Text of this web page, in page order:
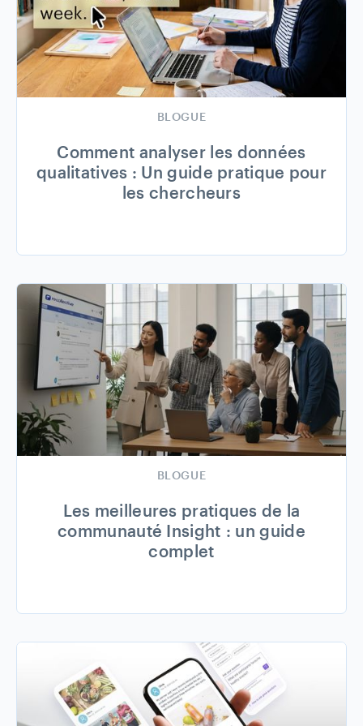
BLOGUE
Comment analyser les données
qualitatives : Un guide pratique pour
les chercheurs
BLOGUE
Les meilleures pratiques de la
communauté Insight : un guide
complet